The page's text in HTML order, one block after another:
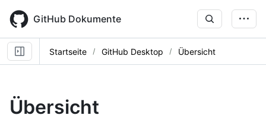
main
content
GitHub Dokumente
Startseite GitHub Desktop Übersicht
Übersicht